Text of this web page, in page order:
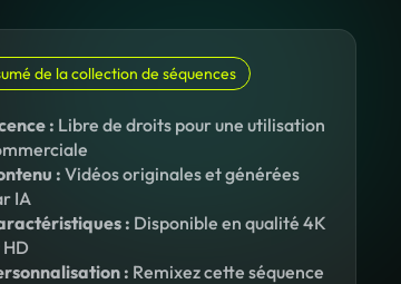
de la collection de séquences
: Libre de droits pour une utilisation
: Vidéos originales et générées
IA
: Disponible en qualité 4K
: Remixez cette séquence